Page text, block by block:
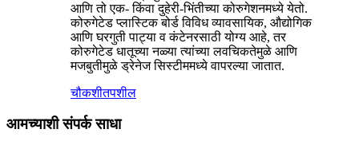
आणि तो एक- किंवा दुहेरी-भिंतीच्या कोरुगेशनमध्ये येतो.
कोरुगेटेड प्लास्टिक बोर्ड विविध व्यावसायिक, औद्योगिक
आणि घरगुती पाट्या व कंटेनरसाठी योग्य आहे, तर
कोरुगेटेड धातूच्या नळ्या त्यांच्या लवचिकतेमुळे आणि
मजबुतीमुळे ड्रेनेज सिस्टीममध्ये वापरल्या जातात.
चौकशीतपशील
आमच्याशी संपर्क साधा